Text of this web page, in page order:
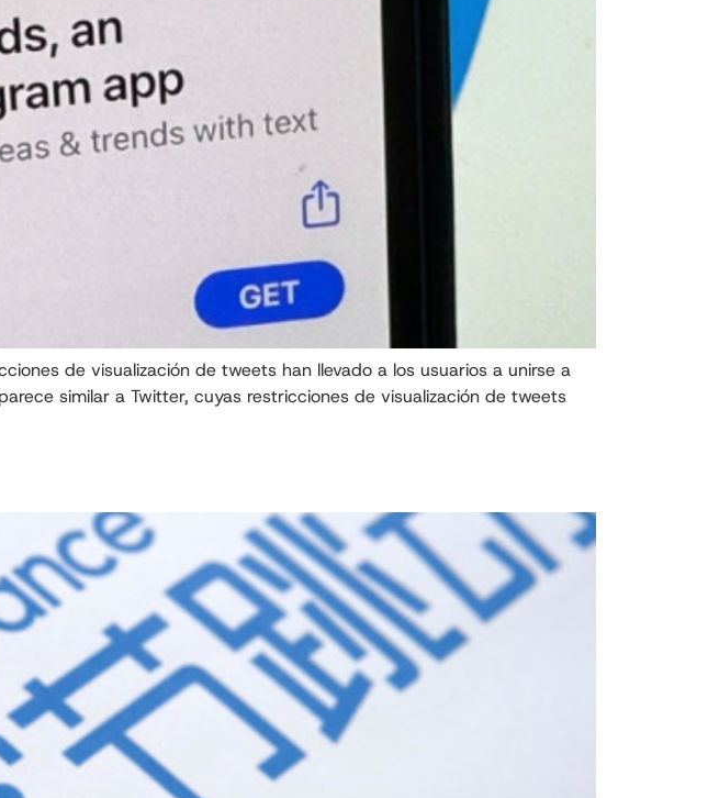
de visualización de tweets han llevado a los usuarios a unirse a
similar a Twitter, cuyas restricciones de visualización de tweets